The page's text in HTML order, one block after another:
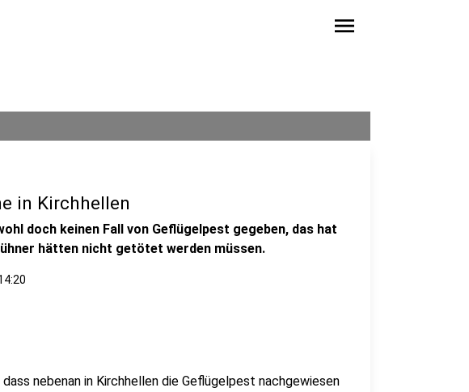
menu
in Kirchhellen
doch keinen Fall von Geflügelpest gegeben, das hat
hätten nicht getötet werden müssen.
nebenan in Kirchhellen die Geflügelpest nachgewiesen